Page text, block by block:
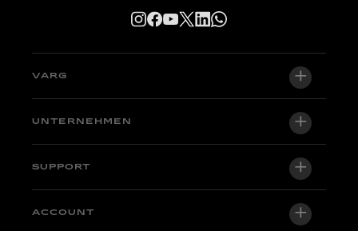
VARG
VARG EX
Factory Edition
UNTERNEHMEN
Über uns
SUPPORT
Support-Zentrale
ACCOUNT